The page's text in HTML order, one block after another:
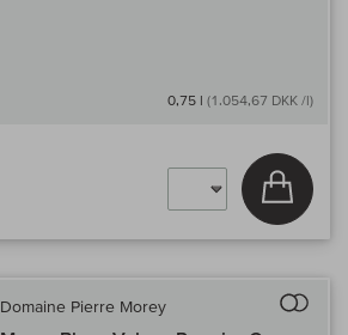
0,75 l (1.054,67 DKK /l)
Læg i
Domaine Pierre Morey